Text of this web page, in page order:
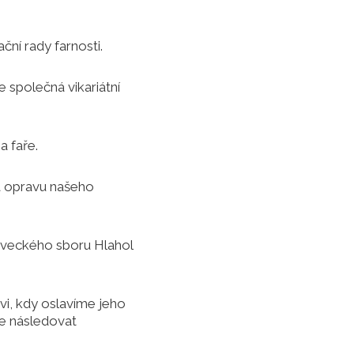
rady farnosti.
společná vikariátní
faře.
opravu našeho
sboru Hlahol
kdy oslavíme jeho
následovat